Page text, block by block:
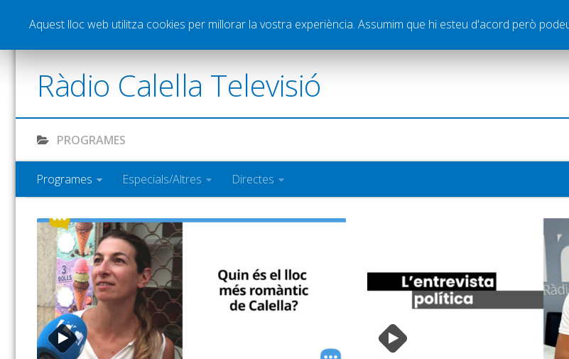
Notícies Esports Pòdcasts Vídeos Graella Publicitat Contacte
Ràdio Calella Televisió
PROGRAMES
Programes Especials/Altres Directes
Aquest lloc web utilitza cookies per millorar la vostra experiència. Assumim que hi esteu d'acord però